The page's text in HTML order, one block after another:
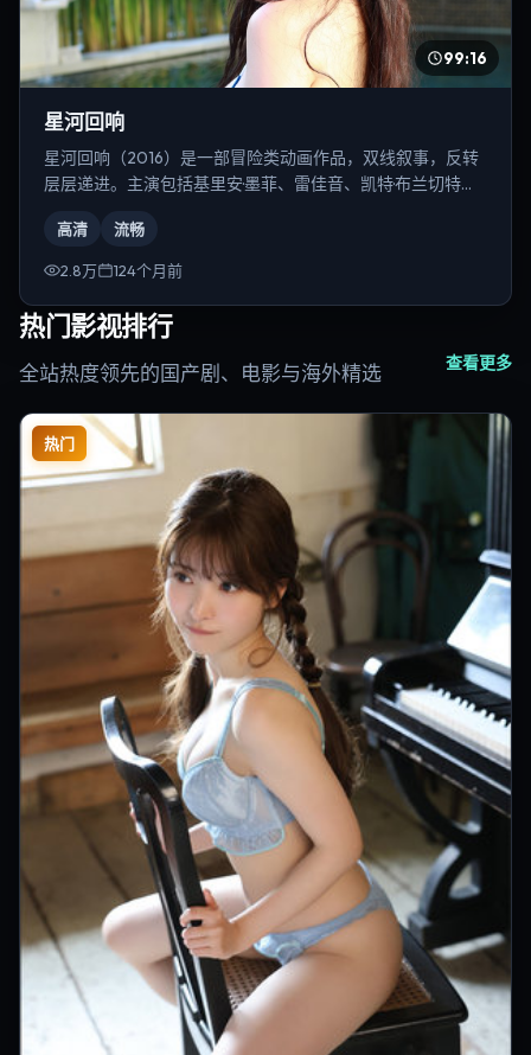
99:16
星河回响
星河回响（2016）是一部冒险类动画作品，双线叙事，反转
层层递进。主演包括基里安·墨菲、雷佳音、凯特·布兰切特
高清 流畅
2.8万 124个月前
热门影视排行
全站热度领先的国产剧、电影与海外精选 查看更多
热门